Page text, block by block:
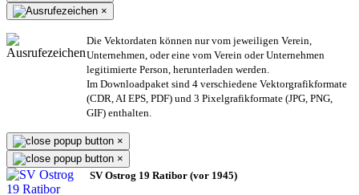
×
Die Vektordaten können nur vom jeweiligen Verein,
Unternehmen, oder eine vom Verein oder Unternehmen
legitimierte Person, herunterladen werden.
Im Downloadpaket sind 4 verschiedene Vektorgrafikformate
(CDR, AI EPS, PDF) und 3 Pixelgrafikformate (JPG, PNG,
GIF) enthalten.
×
×
SV Ostrog 19 Ratibor (vor 1945)